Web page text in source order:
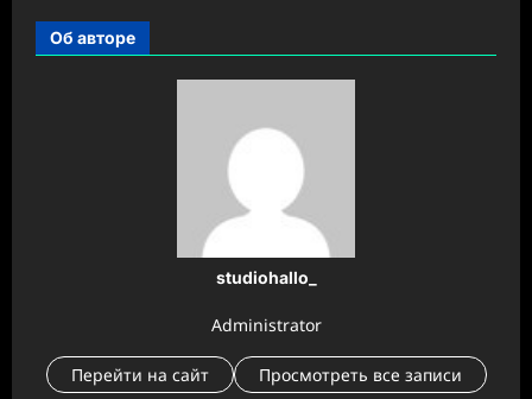
Об авторе
studiohallo_
Administrator
Перейти на сайт Просмотреть все записи